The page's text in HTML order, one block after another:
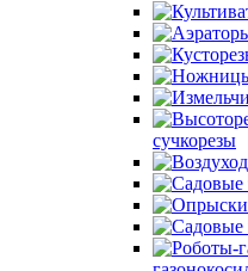
сучкорезы